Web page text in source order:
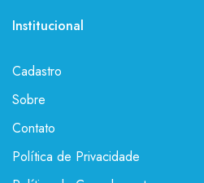
Institucional
Cadastro
Sobre
Contato
Política de Privacidade